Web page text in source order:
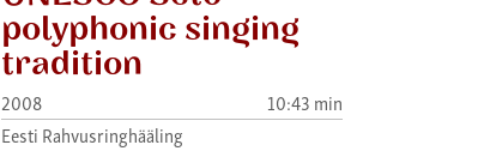
polyphonic singing
tradition
2008
10:43 min
Eesti Rahvusringhääling